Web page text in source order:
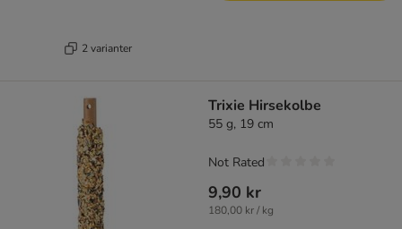
2 varianter
Trixie Hirsekolbe
55 g, 19 cm
9,90 kr
180,00 kr / kg
Not Rated